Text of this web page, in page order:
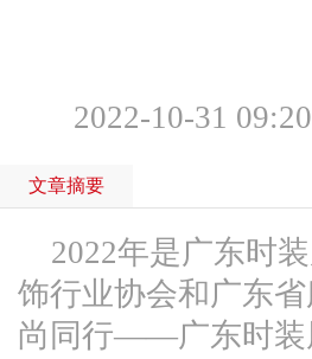
2022-10-31
文章摘要
2022年是广东时
饰行业协会和广东
尚同行——广东时装